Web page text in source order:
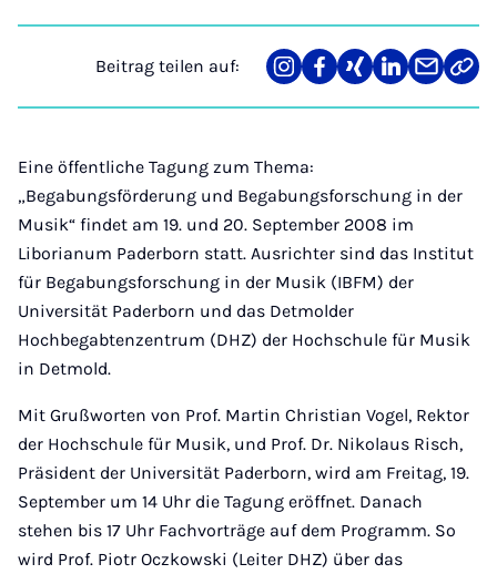
Beitrag teilen auf:
Teilen
auf
Teilen
auf
Teilen
auf
Teilen
auf
Teilen
über
Link
Eine öffentliche Tagung zum Thema:
„Begabungsförderung und Begabungsforschung in der
Musik“ findet am 19. und 20. September 2008 im
Liborianum Paderborn statt. Ausrichter sind das Institut
für Begabungsforschung in der Musik (IBFM) der
Universität Paderborn und das Detmolder
Hochbegabtenzentrum (DHZ) der Hochschule für Musik
in Detmold.
Mit Grußworten von Prof. Martin Christian Vogel, Rektor
der Hochschule für Musik, und Prof. Dr. Nikolaus Risch,
Präsident der Universität Paderborn, wird am Freitag, 19.
September um 14 Uhr die Tagung eröffnet. Danach
stehen bis 17 Uhr Fachvorträge auf dem Programm. So
wird Prof. Piotr Oczkowski (Leiter DHZ) über das